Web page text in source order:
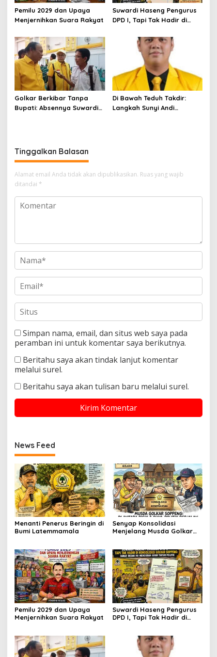
Pemilu 2029 dan Upaya
Menjernihkan Suara Rakyat
Suwardi Haseng Pengurus
DPD I, Tapi Tak Hadir di
Soppeng: Surat Resmi Ini
Mengubah Arah Tafsir
Golkar Berkibar Tanpa
Bupati: Absennya Suwardi
Di Bawah Teduh Takdir:
Langkah Sunyi Andi
Tinggalkan Balasan
Alamat email Anda tidak akan dipublikasikan. Ruas yang wajib
ditandai *
Simpan nama, email, dan situs web saya pada
peramban ini untuk komentar saya berikutnya.
Beritahu saya akan tindak lanjut komentar
melalui surel.
Beritahu saya akan tulisan baru melalui surel.
News Feed
Menanti Penerus Beringin di
Bumi Latemmamala
Senyap Konsolidasi
Menjelang Musda Golkar
Pemilu 2029 dan Upaya
Menjernihkan Suara Rakyat
Suwardi Haseng Pengurus
DPD I, Tapi Tak Hadir di
Mengubah Arah Tafsir